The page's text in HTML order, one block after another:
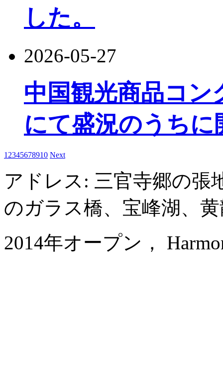
した。
2026-05-27
中国観光商品コン
にて盛況のうち
1 2345678910 Next
アドレス: 三官寺郷の張
のガラス橋、宝峰湖、
2014年オープン，